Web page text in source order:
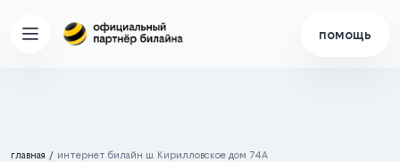
помощь
главная интернет билайн ш. Кирилловское дом 74А